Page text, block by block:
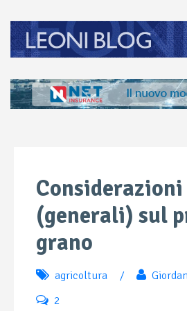
Considerazioni
(generali) sul
grano
agricoltura /
2